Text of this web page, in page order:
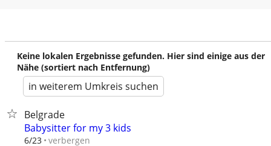
Keine lokalen Ergebnisse gefunden. Hier sind einige aus der
Nähe (sortiert nach Entfernung)
in weiterem Umkreis suchen
Belgrade
Babysitter for my 3 kids
6/23 verbergen